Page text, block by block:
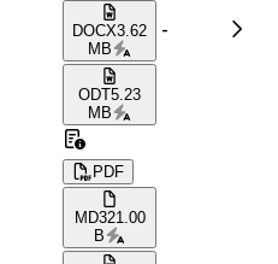
DOCX3.62
MB
ODT5.23
MB
-
PDF
MD321.00
B